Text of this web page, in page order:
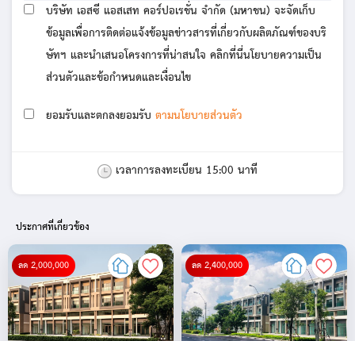
บริษัท เอสซี แอสเสท คอร์ปอเรชั่น จำกัด (มหาชน) จะจัดเก็บ
ข้อมูลเพื่อการติดต่อแจ้งข้อมูลข่าวสารที่เกี่ยวกับผลิตภัณฑ์ของบริ
ษัทฯ และนำเสนอโครงการที่น่าสนใจ คลิกที่นี่นโยบายความเป็น
ส่วนตัวและข้อกำหนดและเงื่อนไข
ยอมรับและตกลงยอมรับ ตามนโยบายส่วนตัว
เวลาการลงทะเบียน 15:00 นาที
ประกาศที่เกี่ยวข้อง
ลด 2,000,000 ลด 2,400,000